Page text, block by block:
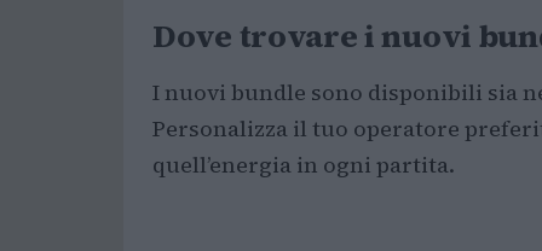
Dove trovare i nuovi
I nuovi bundle sono disponibili sia
Personalizza il tuo operatore
quell’energia in ogni partita.